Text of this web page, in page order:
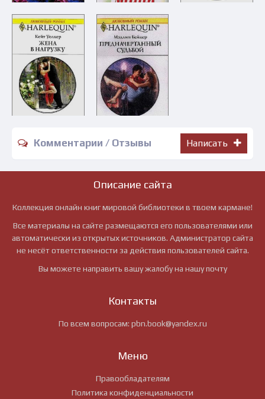
Комментарии / Отзывы Написать
Описание сайта
Коллекция онлайн книг мировой библиотеки в твоем кармане!
Все материалы на сайте размещаются его пользователями или
автоматически из открытых источников. Администратор сайта
не несёт ответственности за действия пользователей сайта.
Вы можете направить вашу жалобу на нашу почту
Контакты
По всем вопросам: pbn.book@yandex.ru
Меню
Правообладателям
Политика конфиденциальности